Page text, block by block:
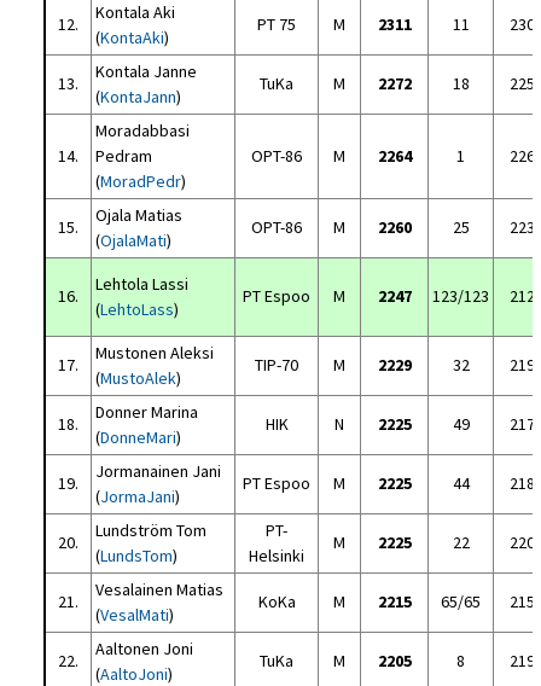
12.
Kontala Aki
(KontaAki)
PT 75 M 2311 11
13.
Kontala Janne
(KontaJann)
TuKa M 2272 18
14.
Moradabbasi
Pedram
(MoradPedr)
OPT-86 M 2264 1
15.
Ojala Matias
(OjalaMati)
OPT-86 M 2260 25
16.
Lehtola Lassi
(LehtoLass)
PT Espoo M 2247 123/123
17.
Mustonen Aleksi
(MustoAlek)
TIP-70 M 2229 32
18.
Donner Marina
(DonneMari)
HIK N 2225 49
19.
Jormanainen Jani
(JormaJani)
PT Espoo M 2225 44
20.
Lundström Tom
(LundsTom)
PT-
Helsinki
M 2225 22
21.
Vesalainen Matias
(VesalMati)
KoKa M 2215 65/65
22.
Aaltonen Joni
(AaltoJoni)
TuKa M 2205 8